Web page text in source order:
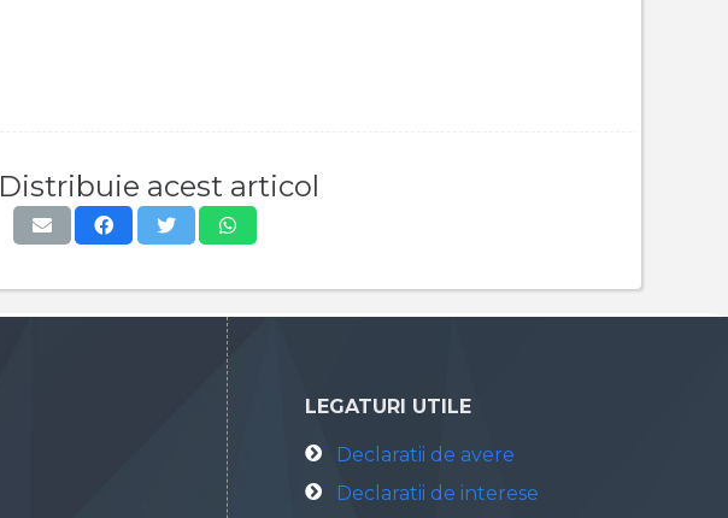
Distribuie acest articol
LEGATURI UTILE
Declaratii de avere
Declaratii de interese